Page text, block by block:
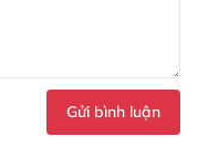
Gửi bình luận